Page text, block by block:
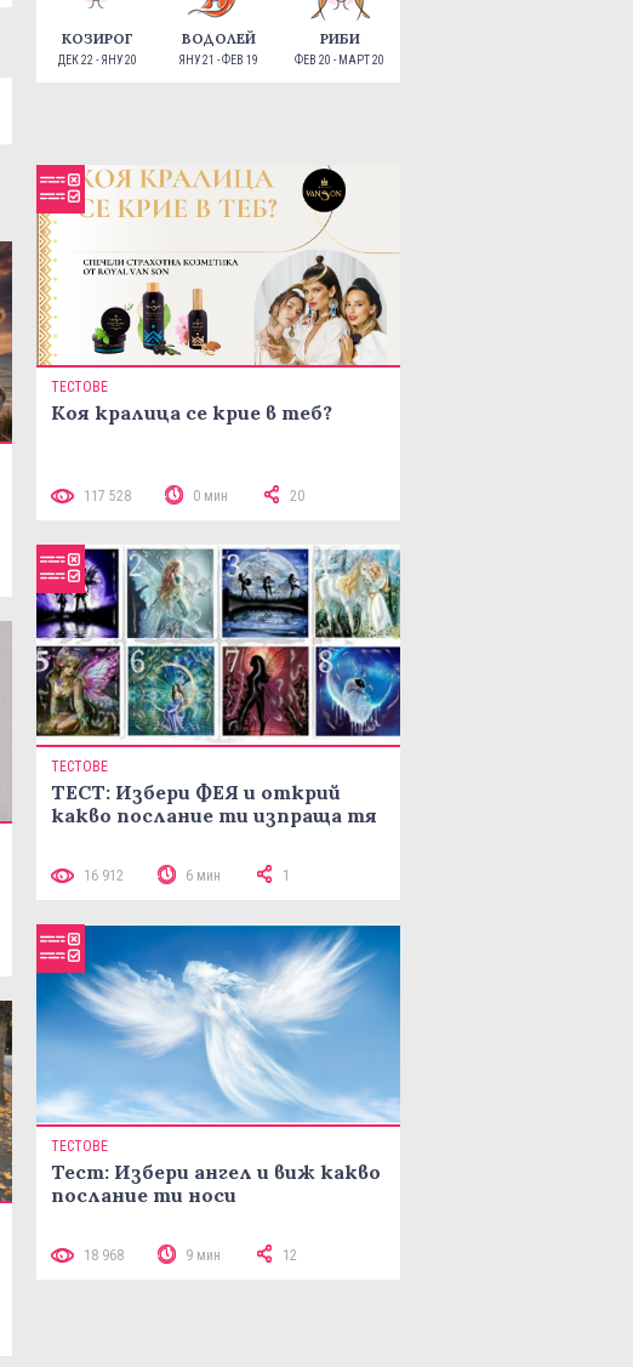
КОЗИРОГ
ДЕК 22 - ЯНУ 20
ВОДОЛЕЙ
ЯНУ 21 - ФЕВ 19
РИБИ
ФЕВ 20 - МАРТ 20
ТЕСТОВЕ
Коя кралица се крие в теб?
117 528 0 мин 20
ТЕСТОВЕ
ТЕСТ: Избери ФЕЯ и открий
какво послание ти изпраща тя
16 912 6 мин 1
ТЕСТОВЕ
Тест: Избери ангел и виж какво
послание ти носи
18 968 9 мин 12